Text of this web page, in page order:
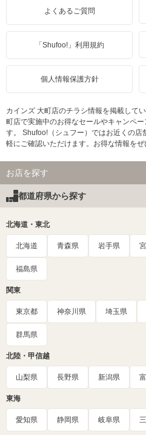
よくあるご質問
「Shufoo!」利用規約
個人情報保護方針
カインズ 大町店のチラシ情報を掲載して
町店で実施中のお得なセールやキャンペ
す。 Shufoo!（シュフー）ではお近くの
軽にご確認いただけます。お得な情報をぜ
お店を探す
都道府県から探す
北海道・東北
北海道 青森県 岩手県
福島県
関東
東京都 神奈川県 埼玉県
群馬県
北陸・甲信越
山梨県 長野県 新潟県
東海
愛知県 静岡県 岐阜県